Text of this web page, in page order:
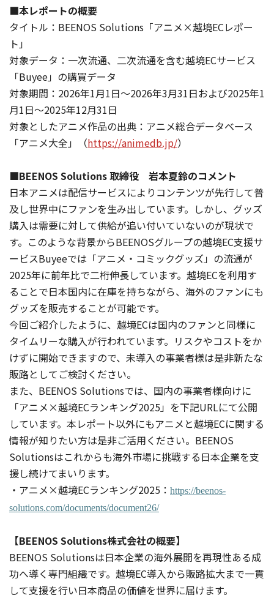
■本レポートの概要
タイトル：BEENOS Solutions「アニメ×越境ECレポー
ト」
対象データ：一次流通、二次流通を含む越境ECサービス
「Buyee」の購買データ
対象期間：2026年1月1日～2026年3月31日および2025年1
月1日～2025年12月31日
対象としたアニメ作品の出典：アニメ総合データベース
「アニメ大全」（https://animedb.jp/）
■BEENOS Solutions 取締役 岩本夏鈴のコメント
日本アニメは配信サービスによりコンテンツが先行して普
及し世界中にファンを生み出しています。しかし、グッズ
購入は需要に対して供給が追い付いていないのが現状で
す。このような背景からBEENOSグループの越境EC支援サ
ービスBuyeeでは「アニメ・コミックグッズ」の流通が
2025年に前年比で二桁伸長しています。越境ECを利用す
ることで日本国内に在庫を持ちながら、海外のファンにも
グッズを販売することが可能です。
今回ご紹介したように、越境ECは国内のファンと同様に
タイムリーな購入が行われています。リスクやコストをか
けずに開始できますので、未導入の事業者様は是非新たな
販路としてご検討ください。
また、BEENOS Solutionsでは、国内の事業者様向けに
「アニメ×越境ECランキング2025」を下記URLにて公開
しています。本レポート以外にもアニメと越境ECに関する
情報が知りたい方は是非ご活用ください。BEENOS
Solutionsはこれからも海外市場に挑戦する日本企業を支
援し続けてまいります。
・アニメ×越境ECランキング2025： https://beenos-
solutions.com/documents/document26/
【BEENOS Solutions株式会社の概要】
BEENOS Solutionsは日本企業の海外展開を再現性ある成
功へ導く専門組織です。越境EC導入から販路拡大まで一貫
して支援を行い日本商品の価値を世界に届けます。